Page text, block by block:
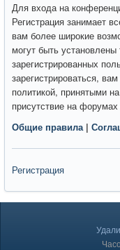
Для входа на
Регистрация занимает
вам более широкие
могут быть
зарегистрированных
зарегистрироваться,
политикой, принятыми
присутствие на
Общие правила|
Регистрация